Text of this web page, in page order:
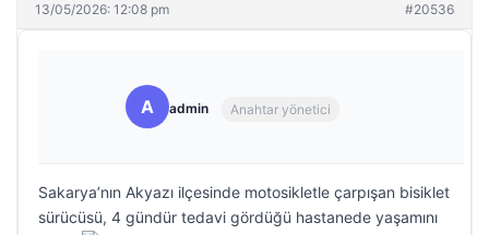
13/05/2026: 12:08 pm #20536
A admin Anahtar yönetici
Sakarya’nın Akyazı ilçesinde motosikletle çarpışan bisiklet
sürücüsü, 4 gündür tedavi gördüğü hastanede yaşamını